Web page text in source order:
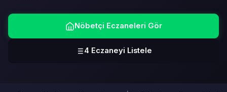
Nöbetçi Eczaneleri Gör
4 Eczaneyi Listele